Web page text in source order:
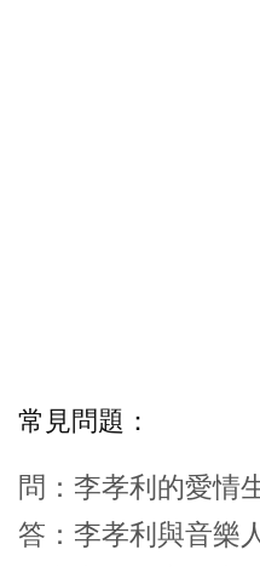
常見問題：
問：李孝利的愛情
答：李孝利與音樂